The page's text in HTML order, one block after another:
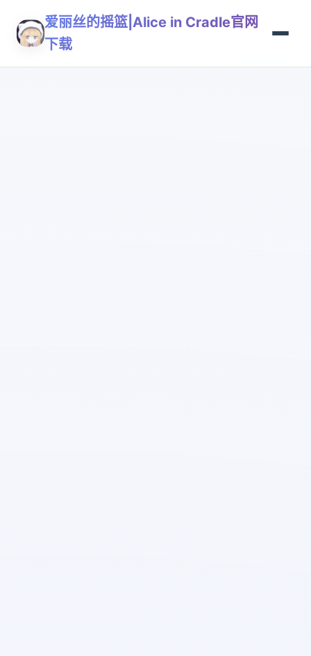
爱丽丝的摇篮|Alice in Cradle官网
下载